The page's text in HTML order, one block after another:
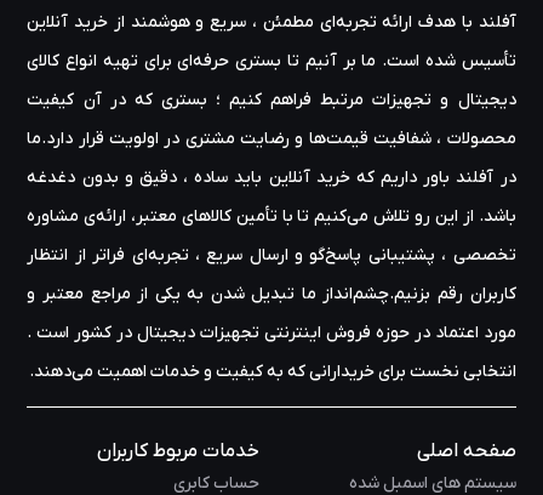
آفلند با هدف ارائه‌ تجربه‌ای مطمئن ، سریع و هوشمند از خرید آنلاین
تأسیس شده است. ما بر آنیم تا بستری حرفه‌ای برای تهیه‌ انواع کالای
دیجیتال و تجهیزات مرتبط فراهم کنیم ؛ بستری که در آن کیفیت
محصولات ، شفافیت قیمت‌ها و رضایت مشتری در اولویت قرار دارد.ما
در آفلند باور داریم که خرید آنلاین باید ساده ، دقیق و بدون دغدغه
باشد. از این رو تلاش می‌کنیم تا با تأمین کالاهای معتبر، ارائه‌ی مشاوره‌
تخصصی ، پشتیبانی پاسخ‌گو و ارسال سریع ، تجربه‌ای فراتر از انتظار
کاربران رقم بزنیم.چشم‌انداز ما تبدیل شدن به یکی از مراجع معتبر و
مورد اعتماد در حوزه‌ فروش اینترنتی تجهیزات دیجیتال در کشور است .
انتخابی نخست برای خریدارانی که به کیفیت و خدمات اهمیت می‌دهند.
صفحه اصلی
سیستم های اسمبل شده
خدمات مربوط کاربران
حساب کابری